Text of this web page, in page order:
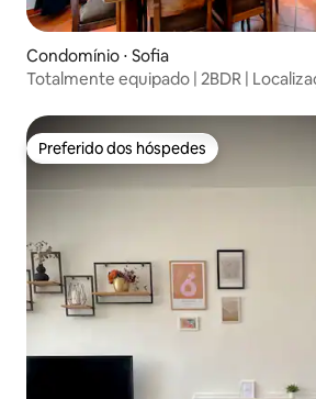
Condomínio ⋅ Sofia
Totalmente equipado | 2BDR |
Preferido dos hóspedes
Preferido dos hóspedes